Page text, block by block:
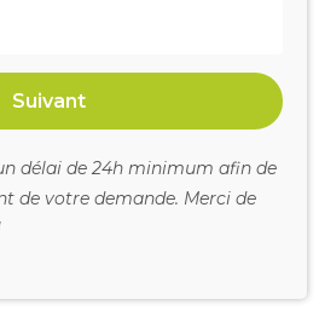
Suivant
délai de 24h minimum afin de
de votre demande. Merci de